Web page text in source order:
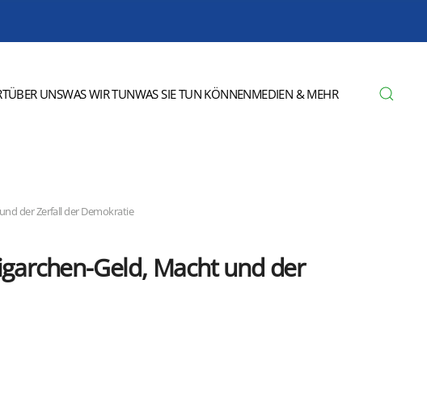
ÜBER UNSWAS WIR TUNWAS SIE TUN KÖNNENMEDIEN & MEHR
der Zerfall der Demokratie
Geld, Macht und der